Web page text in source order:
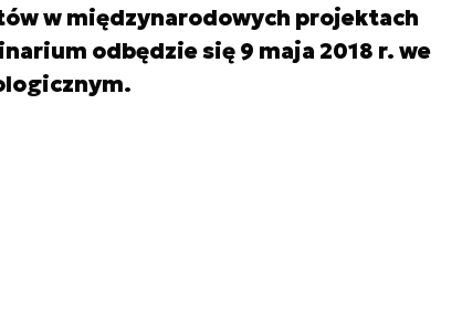
w międzynarodowych projektach
odbędzie się 9 maja 2018 r. we